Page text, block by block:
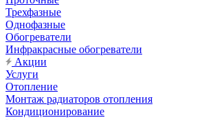
Трехфазные
Однофазные
Обогреватели
Инфракрасные обогреватели
Акции
Услуги
Отопление
Монтаж радиаторов отопления
Кондиционирование